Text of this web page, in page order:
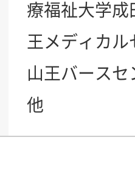
療福祉大学成
王メディカル
山王バース
他